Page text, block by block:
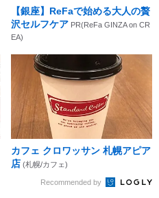
【銀座】ReFaで始める大人の贅
沢セルフケア PR(ReFa GINZA on CR
EA)
カフェ クロワッサン 札幌アピア
店 (札幌/カフェ)
Recommended by